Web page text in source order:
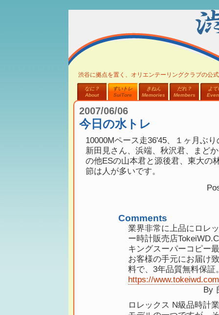
渋谷に拠点を置く、オリエンテーリングクラブの公
なに？
About
すいトレ
SuiTore
きねん
Memories
だれ？
Members
よて
2007/06/06
今日の水トレ
10000Mペース走36'45、１ヶ月ぶ
新田見さん、浜端、秋沢君、まど
の他ESの山本君と源後君、東大の
節は人が多いです。
Comments
業界非常に上品にロレ
ー時計販売店
キングスーパーコピー
お客様の手元にお届け
料で、3年品質無料保証
https://
By
ロレックス N級品時計